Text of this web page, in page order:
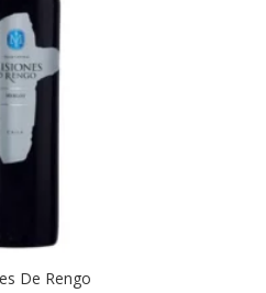
De Rengo